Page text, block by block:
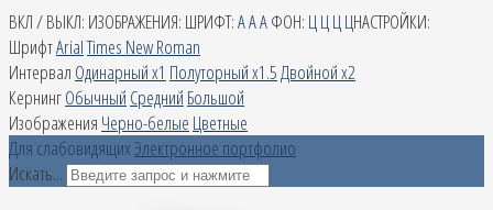
ВКЛ / ВЫКЛ: ИЗОБРАЖЕНИЯ: ШРИФТ:AAAФОН: ЦЦЦЦНАСТРОЙКИ:
ШрифтArialTimes New Roman
Интервал Одинарный х1 Полуторный х1.5Двойной х2
КернингОбычный Средний Большой
Изображения Черно-белые Цветные
Для слабовидящихЭлектронное портфолио
Искать...